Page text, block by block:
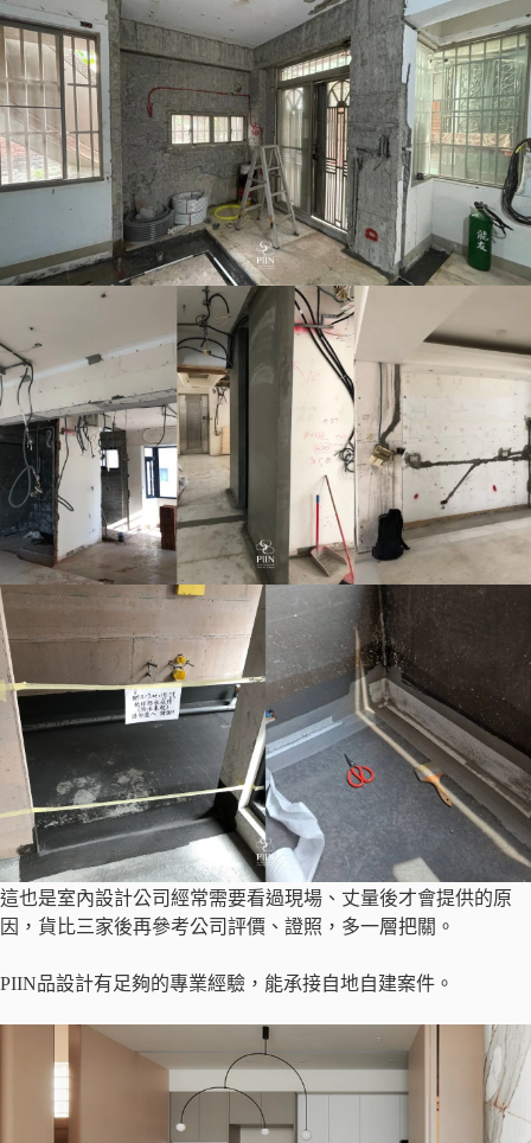
這也是室內設計公司經常需要看過現場、丈量後才會提供的原
因，貨比三家後再參考公司評價、證照，多一層把關。
PIIN品設計有足夠的專業經驗，能承接自地自建案件。